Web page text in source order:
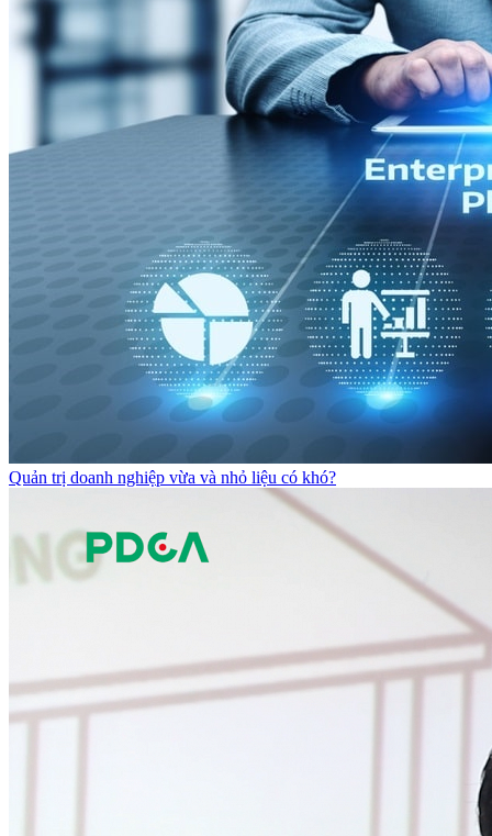
Quản trị doanh nghiệp vừa và nhỏ liệu có khó?